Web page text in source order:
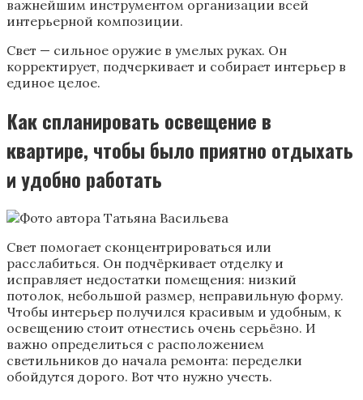
важнейшим инструментом организации всей
интерьерной композиции.
Свет — сильное оружие в умелых руках. Он
корректирует, подчеркивает и собирает интерьер в
единое целое.
Как спланировать освещение в
квартире, чтобы было приятно отдыхать
и удобно работать
Свет помогает сконцентрироваться или
расслабиться. Он подчёркивает отделку и
исправляет недостатки помещения: низкий
потолок, небольшой размер, неправильную форму.
Чтобы интерьер получился красивым и удобным, к
освещению стоит отнестись очень серьёзно. И
важно определиться с расположением
светильников до начала ремонта: переделки
обойдутся дорого. Вот что нужно учесть.